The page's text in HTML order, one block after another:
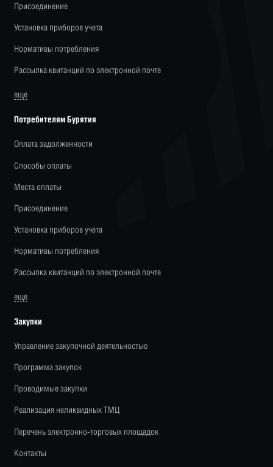
Присоединение
Установка приборов учета
Нормативы потребления
Рассылка квитанций по электронной почте
еще
Потребителям Бурятия
Оплата задолженности
Способы оплаты
Места оплаты
Присоединение
Установка приборов учета
Нормативы потребления
Рассылка квитанций по электронной почте
еще
Закупки
Управление закупочной деятельностью
Программа закупок
Проводимые закупки
Реализация неликвидных ТМЦ
Перечень электронно-торговых площадок
Контакты